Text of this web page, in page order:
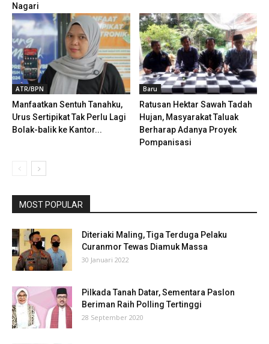
Nagari
ATR/BPN
Manfaatkan Sentuh Tanahku,
Urus Sertipikat Tak Perlu Lagi
Bolak-balik ke Kantor...
Baru
Ratusan Hektar Sawah Tadah
Hujan, Masyarakat Taluak
Berharap Adanya Proyek
Pompanisasi
MOST POPULAR
Diteriaki Maling, Tiga Terduga Pelaku
Curanmor Tewas Diamuk Massa
30 Januari 2022
Pilkada Tanah Datar, Sementara Paslon
Beriman Raih Polling Tertinggi
28 September 2020